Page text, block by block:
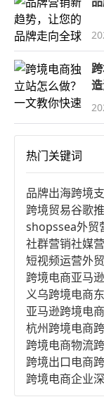
热门关键词
品牌出海跨境
跨境贸易谷歌
shopssea外贸
社群营销社媒
短视频运营外
跨境电商亚马
义乌跨境电商
亚马逊跨境电商
杭州跨境电商
跨境电商物流
跨境出口电商
跨境电商企业
进口跨境电商